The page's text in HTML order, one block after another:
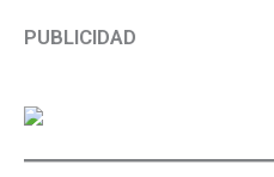
PUBLICIDAD